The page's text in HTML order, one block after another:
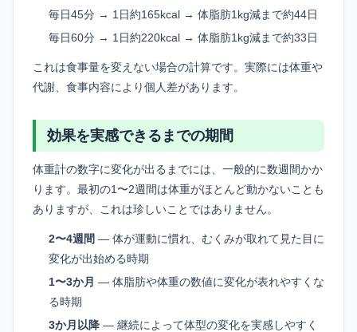
毎日45分 → 1日約165kcal → 体脂肪1kg減まで約44日
毎日60分 → 1日約220kcal → 体脂肪1kg減まで約33日
これは食事量を変えない場合の計算です。実際には体重や
代謝、食事内容により個人差があります。
効果を実感できるまでの期間
体重計の数字に変化が出るまでには、一般的に数週間かか
ります。最初の1〜2週間は体重がほとんど動かないことも
ありますが、これは珍しいことではありません。
2〜4週間 — 体が運動に慣れ、むくみが取れて見た目に
変化が出始める時期
1〜3か月 — 体脂肪や体重の数値に変化が表れやすくな
る時期
3か月以降 — 継続によって体型の変化を実感しやすく